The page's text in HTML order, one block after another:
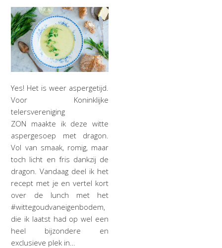
Yes! Het is weer aspergetijd.
Voor Koninklijke
telersvereniging
ZON maakte ik deze witte
aspergesoep met dragon.
Vol van smaak, romig, maar
toch licht en fris dankzij de
dragon. Vandaag deel ik het
recept met je en vertel kort
over de lunch met het
#wittegoudvaneigenbodem,
die ik laatst had op wel een
heel bijzondere en
exclusieve plek in…